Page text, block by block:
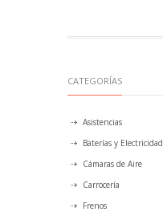
CATEGORÍAS
Asistencias
Baterías y Electricidad
Cámaras de Aire
Carrocería
Frenos